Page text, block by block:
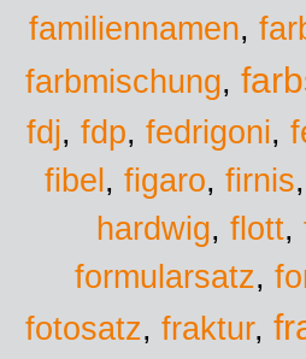
familiennamen,
farbmischung,
fdj, fdp, fedrigoni,
fibel , figaro, firnis
hardwig, flott,
formularsatz,
fotosatz, fraktur,